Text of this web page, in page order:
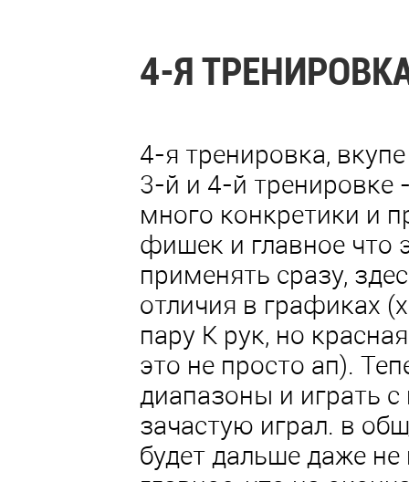
4-Я
4-я тренировка,
3-й и 4-й тренировке
много конкретики и
фишек и главное что
применять сразу,
отличия в графиках
пару К рук, но
это не просто ап).
диапазоны и играть
зачастую играл. в
будет дальше даже